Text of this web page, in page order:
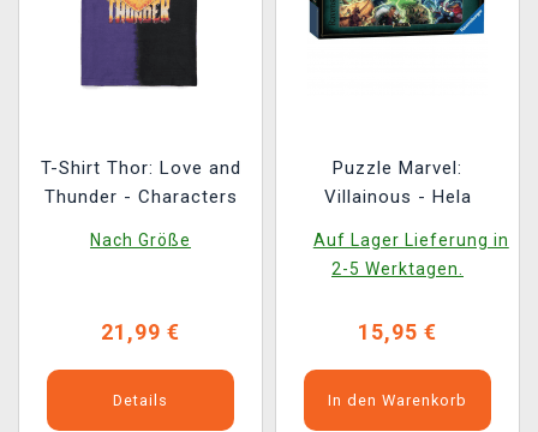
T-Shirt Thor: Love and
Thunder - Characters
Nach Größe
21,99 €
Details
Puzzle Marvel:
Villainous - Hela
Auf Lager Lieferung in
2-5 Werktagen.
15,95 €
In den Warenkorb